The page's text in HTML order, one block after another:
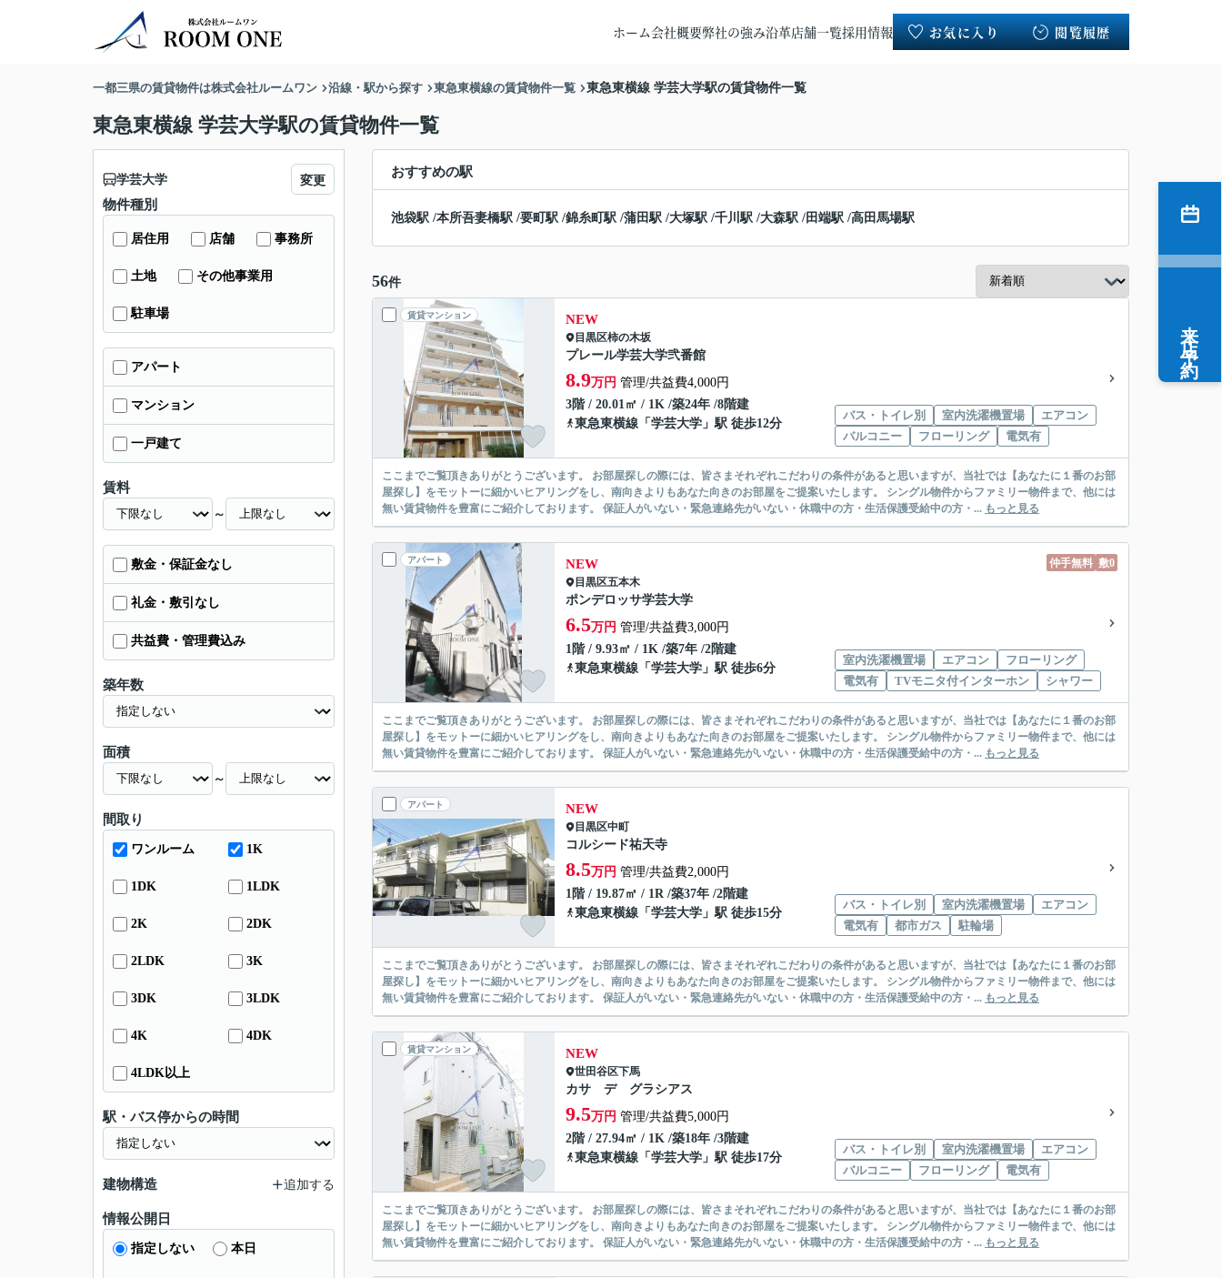
ホーム会社概要弊社の強み沿革店舗一覧採用情報 お気に入り 閲覧履歴
一都三県の賃貸物件は株式会社ルームワン 沿線・駅から探す 東急東横線の賃貸物件一覧 東急東横線 学芸大学駅の賃貸物件一覧
東急東横線 学芸大学駅の賃貸物件一覧
おすすめの駅
池袋駅 /本所吾妻橋駅 /要町駅 /錦糸町駅 /蒲田駅 /大塚駅 /千川駅 /大森駅 /田端駅 /高田馬場駅
56件
賃貸マンション NEW
目黒区柿の木坂
プレール学芸大学弐番館
8.9万円 管理/共益費4,000円
3階 / 20.01㎡ / 1K /築24年 /8階建
東急東横線 「 学芸大学 」駅 徒歩12分
バス・トイレ別 室内洗濯機置場
エアコン
バルコニー
フローリング 電気有
ここまでご覧頂きありがとうございます。 お部屋探しの際には、皆さまそれぞれこだわりの条件があると思いますが、当社では【あなたに１番のお部
屋探し】をモットーに細かいヒアリングをし、南向きよりもあなた向きのお部屋をご提案いたします。 シングル物件からファミリー物件まで、他には
無い賃貸物件を豊富にご紹介しております。 保証人がいない・緊急連絡先がいない・休職中の方・生活保護受給中の方・... もっと見る
アパート 仲手無料 敷0
NEW
目黒区五本木
ポンデロッサ学芸大学
6.5万円 管理/共益費3,000円
1階 / 9.93㎡ / 1K /築7年 /2階建
東急東横線 「 学芸大学 」駅 徒歩6分
室内洗濯機置場 エアコン
フローリング
電気有
TVモニタ付インターホン シャワー
ここまでご覧頂きありがとうございます。 お部屋探しの際には、皆さまそれぞれこだわりの条件があると思いますが、当社では【あなたに１番のお部
屋探し】をモットーに細かいヒアリングをし、南向きよりもあなた向きのお部屋をご提案いたします。 シングル物件からファミリー物件まで、他には
無い賃貸物件を豊富にご紹介しております。 保証人がいない・緊急連絡先がいない・休職中の方・生活保護受給中の方・... もっと見る
アパート NEW
目黒区中町
コルシード祐天寺
8.5万円 管理/共益費2,000円
1階 / 19.87㎡ / 1R /築37年 /2階建
東急東横線 「 学芸大学 」駅 徒歩15分
バス・トイレ別 室内洗濯機置場
エアコン
電気有
都市ガス 駐輪場
ここまでご覧頂きありがとうございます。 お部屋探しの際には、皆さまそれぞれこだわりの条件があると思いますが、当社では【あなたに１番のお部
屋探し】をモットーに細かいヒアリングをし、南向きよりもあなた向きのお部屋をご提案いたします。 シングル物件からファミリー物件まで、他には
無い賃貸物件を豊富にご紹介しております。 保証人がいない・緊急連絡先がいない・休職中の方・生活保護受給中の方・... もっと見る
賃貸マンション NEW
世田谷区下馬
カサ デ グラシアス
9.5万円 管理/共益費5,000円
2階 / 27.94㎡ / 1K /築18年 /3階建
東急東横線 「 学芸大学 」駅 徒歩17分
バス・トイレ別 室内洗濯機置場
エアコン
バルコニー
フローリング 電気有
ここまでご覧頂きありがとうございます。 お部屋探しの際には、皆さまそれぞれこだわりの条件があると思いますが、当社では【あなたに１番のお部
屋探し】をモットーに細かいヒアリングをし、南向きよりもあなた向きのお部屋をご提案いたします。 シングル物件からファミリー物件まで、他には
無い賃貸物件を豊富にご紹介しております。 保証人がいない・緊急連絡先がいない・休職中の方・生活保護受給中の方・... もっと見る
学芸大学 変更
物件種別
居住用 店舗 事務所
土地 その他事業用
駐車場
アパート
マンション
一戸建て
賃料
～
敷金・保証金なし
礼金・敷引なし
共益費・管理費込み
築年数
面積
～
間取り
ワンルーム 1K
1DK 1LDK
2K 2DK
2LDK 3K
3DK 3LDK
4K 4DK
4LDK以上
駅・バス停からの時間
建物構造 追加する
情報公開日
指定しない 本日
来店予約